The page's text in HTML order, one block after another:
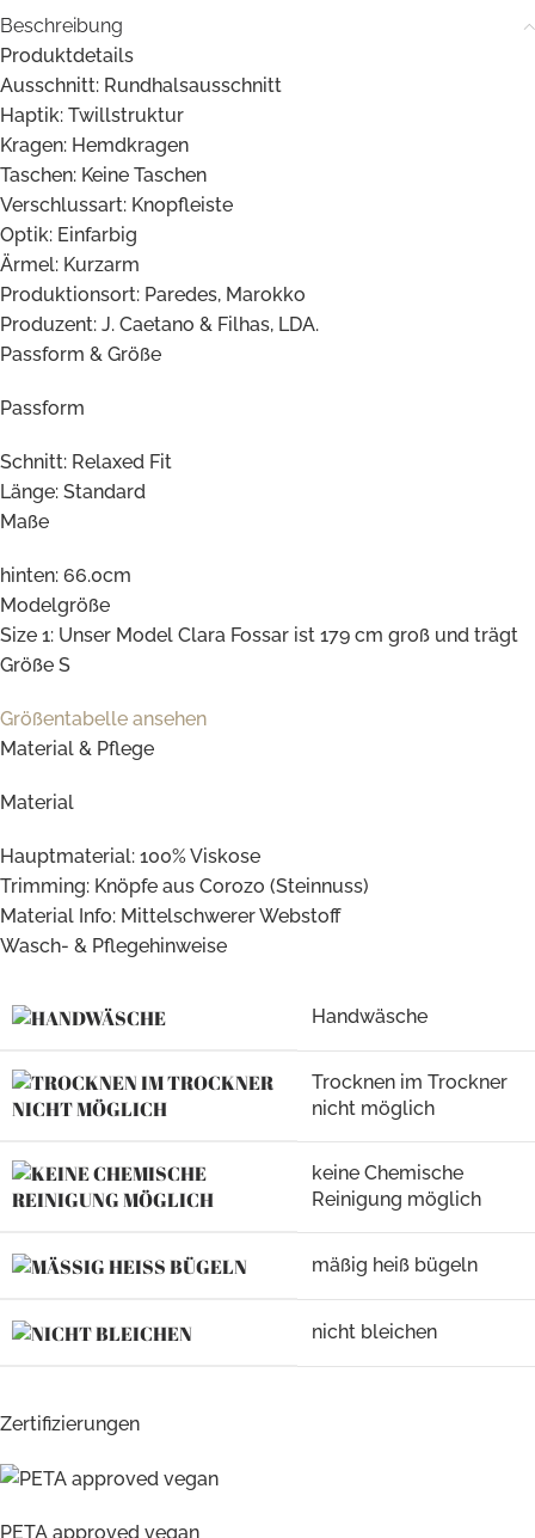
Beschreibung
Produktdetails
Ausschnitt: Rundhalsausschnitt
Haptik: Twillstruktur
Kragen: Hemdkragen
Taschen: Keine Taschen
Verschlussart: Knopfleiste
Optik: Einfarbig
Ärmel: Kurzarm
Produktionsort: Paredes, Marokko
Produzent: J. Caetano & Filhas, LDA.
Passform & Größe
Passform
Schnitt: Relaxed Fit
Länge: Standard
Maße
hinten: 66.0cm
Modelgröße
Size 1: Unser Model Clara Fossar ist 179 cm groß und trägt
Größe S
Größentabelle ansehen
Material & Pflege
Material
Hauptmaterial: 100% Viskose
Trimming: Knöpfe aus Corozo (Steinnuss)
Material Info: Mittelschwerer Webstoff
Wasch- & Pflegehinweise
Handwäsche
Trocknen im Trockner
nicht möglich
keine Chemische
Reinigung möglich
mäßig heiß bügeln
nicht bleichen
Zertifizierungen
PETA approved vegan